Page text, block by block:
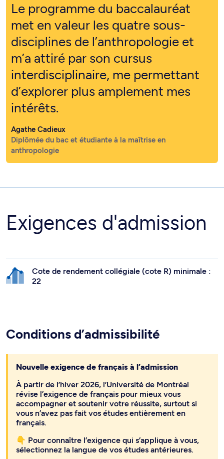
Le programme du baccalauréat
met en valeur les quatre sous-
disciplines de l’anthropologie et
m’a attiré par son cursus
interdisciplinaire, me permettant
d’explorer plus amplement mes
intérêts.
Agathe Cadieux
Diplômée du bac et étudiante à la maîtrise en
anthropologie
Exigences d'admission
Cote de rendement collégiale (cote R) minimale :
22
Conditions d’admissibilité
Nouvelle exigence de français à l’admission
À partir de l’hiver 2026, l’Université de Montréal
révise l’exigence de français pour mieux vous
accompagner et soutenir votre réussite, surtout si
vous n’avez pas fait vos études entièrement en
français.
👇 Pour connaître l’exigence qui s’applique à vous,
sélectionnez la langue de vos études antérieures.